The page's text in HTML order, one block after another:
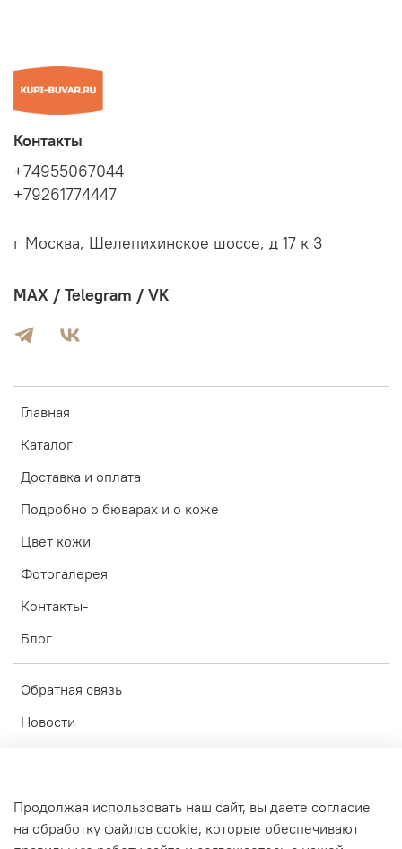
Главная
Каталог
Доставка и оплата
Подробно о бюварах и о коже
Цвет кожи
Фотогалерея
Контакты-
Блог
Обратная связь
Новости
Политика конфиденциальности
Контакты
+74955067044
+79261774447
г Москва, Шелепихинское шоссе, д 17 к 3
MAX / Telegram / VK
Продолжая использовать наш сайт, вы даете согласие
на обработку файлов cookie, которые обеспечивают